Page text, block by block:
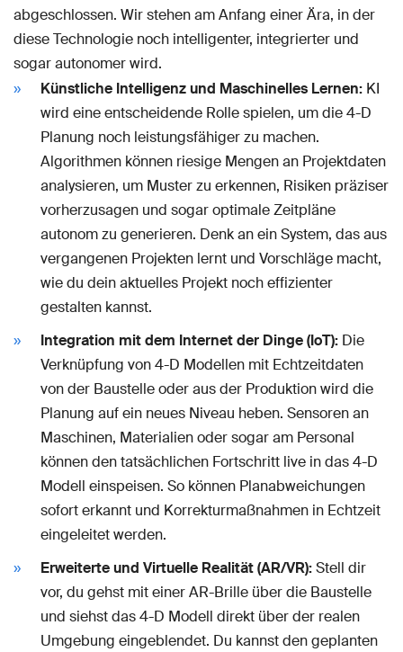
abgeschlossen. Wir stehen am Anfang einer Ära, in der
diese Technologie noch intelligenter, integrierter und
sogar autonomer wird.
Künstliche Intelligenz und Maschinelles Lernen: KI
wird eine entscheidende Rolle spielen, um die 4-D
Planung noch leistungsfähiger zu machen.
Algorithmen können riesige Mengen an Projektdaten
analysieren, um Muster zu erkennen, Risiken präziser
vorherzusagen und sogar optimale Zeitpläne
autonom zu generieren. Denk an ein System, das aus
vergangenen Projekten lernt und Vorschläge macht,
wie du dein aktuelles Projekt noch effizienter
gestalten kannst.
Integration mit dem Internet der Dinge (IoT): Die
Verknüpfung von 4-D Modellen mit Echtzeitdaten
von der Baustelle oder aus der Produktion wird die
Planung auf ein neues Niveau heben. Sensoren an
Maschinen, Materialien oder sogar am Personal
können den tatsächlichen Fortschritt live in das 4-D
Modell einspeisen. So können Planabweichungen
sofort erkannt und Korrekturmaßnahmen in Echtzeit
eingeleitet werden.
Erweiterte und Virtuelle Realität (AR/VR):Stell dir
vor, du gehst mit einer AR-Brille über die Baustelle
und siehst das 4-D Modell direkt über der realen
Umgebung eingeblendet. Du kannst den geplanten